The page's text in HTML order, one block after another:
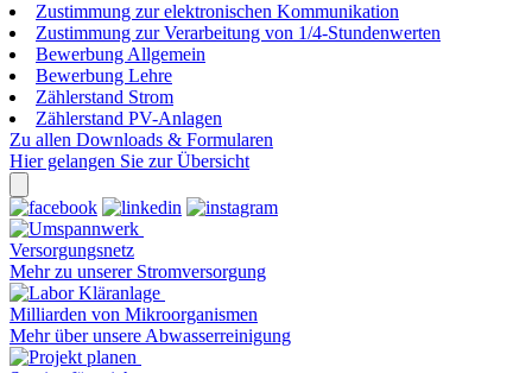
Zustimmung zur elektronischen Kommunikation
Zustimmung zur Verarbeitung von 1/4-Stundenwerten
Bewerbung Allgemein
Bewerbung Lehre
Zählerstand Strom
Zählerstand PV-Anlagen
Zu allen Downloads & Formularen
Hier gelangen Sie zur Übersicht
Versorgungsnetz
Mehr zu unserer Stromversorgung
Milliarden von Mikroorganismen
Mehr über unsere Abwasserreinigung